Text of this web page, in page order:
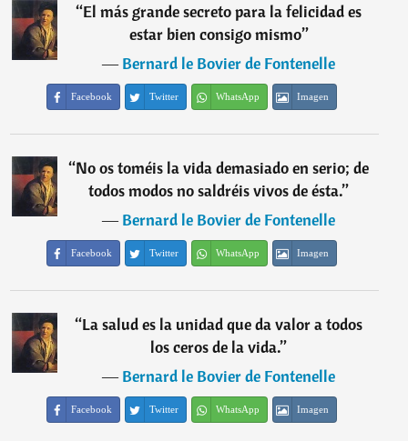
“El más grande secreto para la felicidad es
estar bien consigo mismo”
―Bernard le Bovier de Fontenelle
Facebook Twitter WhatsApp Imagen
“No os toméis la vida demasiado en serio; de
todos modos no saldréis vivos de ésta.”
―Bernard le Bovier de Fontenelle
Facebook Twitter WhatsApp Imagen
“La salud es la unidad que da valor a todos
los ceros de la vida.”
―Bernard le Bovier de Fontenelle
Facebook Twitter WhatsApp Imagen